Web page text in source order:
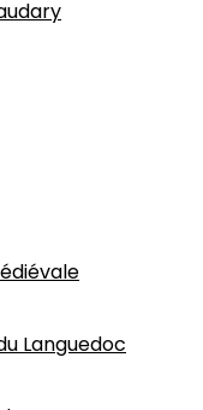
Languedoc